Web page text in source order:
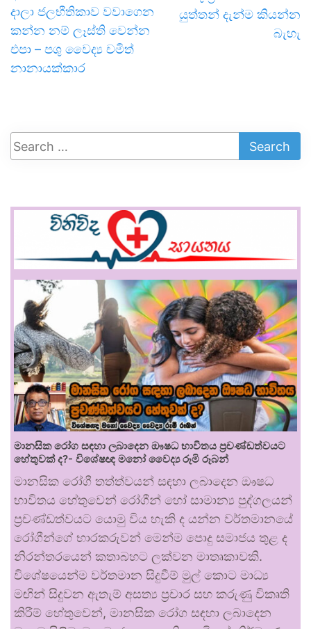
දාලා ජලභීතිකාව වවාගෙන
කන්න නම් ලෑස්ති වෙන්න
එපා – පශු වෛද්‍ය චමිත්
නානායක්කාර
යුත්තන් දැන්ම කියන්න
බැහැ
මානසික රෝග සඳහා ලබාදෙන ඖෂධ භාවිතය ප්‍රචණ්ඩත්වයට
හේතුවක් ද?- විශේෂඥ මනෝ වෛද්‍ය රූමි රූබන්
මානසික රෝගී තත්ත්වයන් සඳහා ලබාදෙන ඖෂධ
භාවිතය හේතුවෙන් රෝගීන් හෝ සාමාන්‍ය පුද්ගලයන්
ප්‍රචණ්ඩත්වයට යොමු විය හැකි ද යන්න වර්තමානයේ
රෝගීන්ගේ භාරකරුවන් මෙන්ම පොදු සමාජය තුළ ද
නිරන්තරයෙන් කතාබහට ලක්වන මාතෘකාවකි.
විශේෂයෙන්ම වර්තමාන සිදුවීම් මුල් කොට මාධ්‍ය
මඟින් සිදුවන ඇතැම් අසත්‍ය ප්‍රචාර සහ කරුණු විකෘති
කිරීම් හේතුවෙන්, මානසික රෝග සඳහා ලබාදෙන